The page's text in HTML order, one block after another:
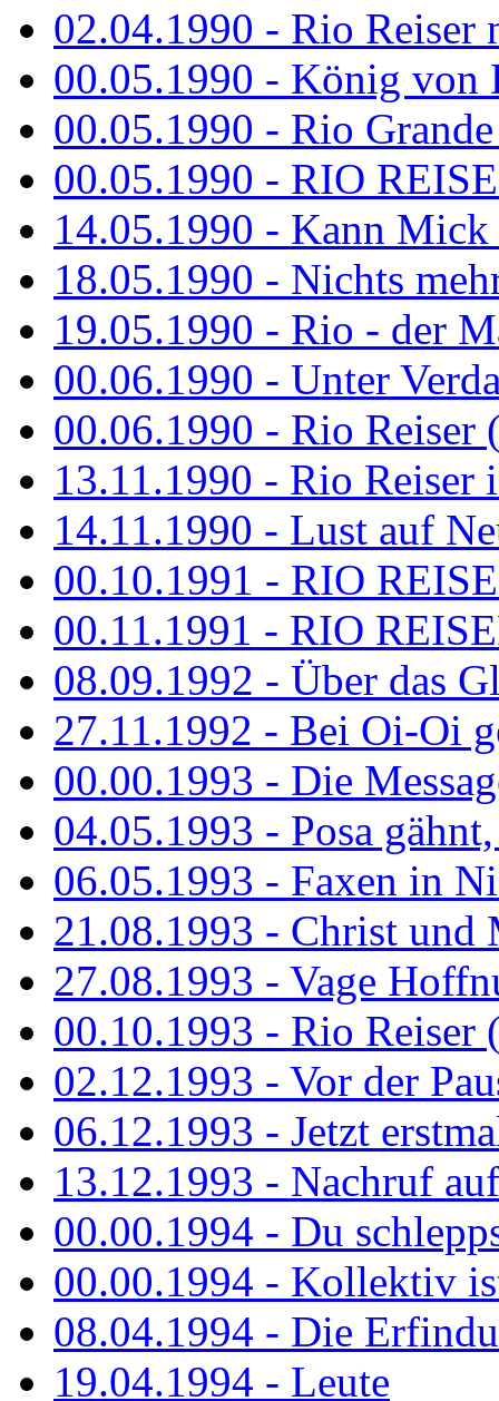
02.04.1990 - Rio
00.05.1990 - König von
00.05.1990 - Rio
00.05.1990 - RIO
14.05.1990 - Kann Mick
18.05.1990 - Nichts
19.05.1990 - Rio - der
00.06.1990 - Unter
00.06.1990 - Rio Reiser
13.11.1990 - Rio Reiser
14.11.1990 - Lust auf
00.10.1991 - RIO
00.11.1991 - RIO
08.09.1992 - Über das
27.11.1992 - Bei Oi-Oi
00.00.1993 - Die
04.05.1993 - Posa
06.05.1993 - Faxen in
21.08.1993 - Christ und
27.08.1993 - Vage
00.10.1993 - Rio Reiser
02.12.1993 - Vor der
06.12.1993 - Jetzt
13.12.1993 - Nachruf
00.00.1994 - Du
00.00.1994 - Kollektiv
08.04.1994 - Die
19.04.1994 - Leute